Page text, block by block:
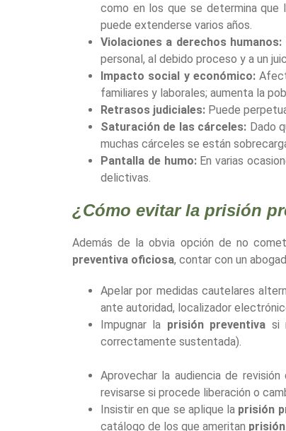
como en los que se determina que
puede extenderse varios años.
Violaciones a derechos humanos:
personal, al debido proceso y a un
Impacto social y económico:
familiares y laborales; aumenta la
Retrasos judiciales: Puede
Saturación de las cárceles: Dado
muchas cárceles se están
Pantalla de humo:En varias
delictivas.
¿Cómo evitar la prisión
Además de la obvia opción de no
preventiva oficiosa, contar con un
Apelar por medidas cautelares
ante autoridad, localizador
Impugnar la prisión preventiva si
correctamente sustentada).
Aprovechar la audiencia de
revisarse si procede liberación o
Insistir en que se aplique la prisión
catálogo de los que ameritan